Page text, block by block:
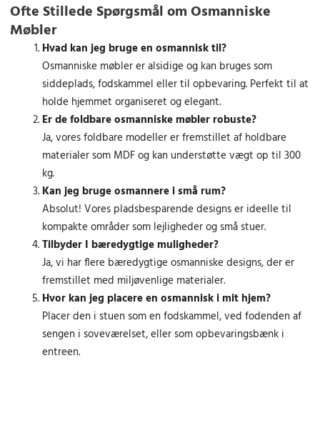
Ofte Stillede Spørgsmål om Osmanniske
Møbler
Hvad kan jeg bruge en osmannisk til?
Osmanniske møbler er alsidige og kan bruges som
siddeplads, fodskammel eller til opbevaring. Perfekt til at
holde hjemmet organiseret og elegant.
Er de foldbare osmanniske møbler robuste?
Ja, vores foldbare modeller er fremstillet af holdbare
materialer som MDF og kan understøtte vægt op til 300
kg.
Kan jeg bruge osmannere i små rum?
Absolut! Vores pladsbesparende designs er ideelle til
kompakte områder som lejligheder og små stuer.
Tilbyder I bæredygtige muligheder?
Ja, vi har flere bæredygtige osmanniske designs, der er
fremstillet med miljøvenlige materialer.
Hvor kan jeg placere en osmannisk i mit hjem?
Placer den i stuen som en fodskammel, ved fodenden af
sengen i soveværelset, eller som opbevaringsbænk i
entreen.